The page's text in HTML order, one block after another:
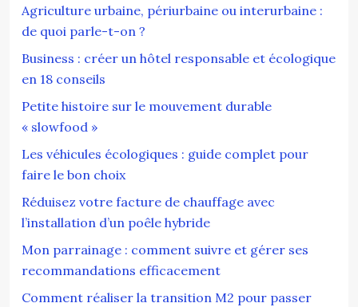
Agriculture urbaine, périurbaine ou interurbaine :
de quoi parle-t-on ?
Business : créer un hôtel responsable et écologique
en 18 conseils
Petite histoire sur le mouvement durable
« slowfood »
Les véhicules écologiques : guide complet pour
faire le bon choix
Réduisez votre facture de chauffage avec
l’installation d’un poêle hybride
Mon parrainage : comment suivre et gérer ses
recommandations efficacement
Comment réaliser la transition M2 pour passer